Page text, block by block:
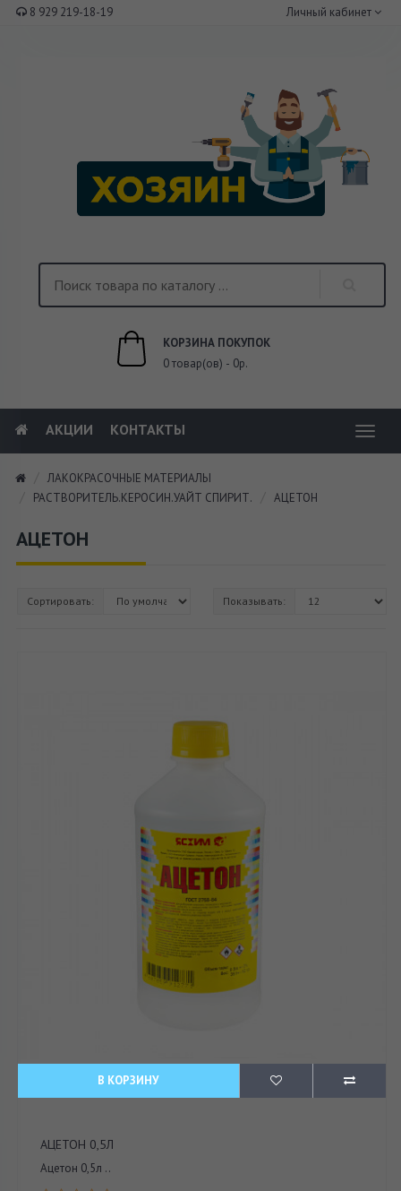
8 929 219-18-19 Личный кабинет
КОРЗИНА ПОКУПОК
0 товар(ов) - 0р.
АКЦИИ КОНТАКТЫ
ЛАКОКРАСОЧНЫЕ МАТЕРИАЛЫ
РАСТВОРИТЕЛЬ.КЕРОСИН.УАЙТ СПИРИТ.
АЦЕТОН
АЦЕТОН
Сортировать: Показывать:
В КОРЗИНУ
АЦЕТОН 0,5Л
Ацетон 0,5л ..